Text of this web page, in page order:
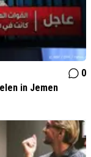
0
in Jemen